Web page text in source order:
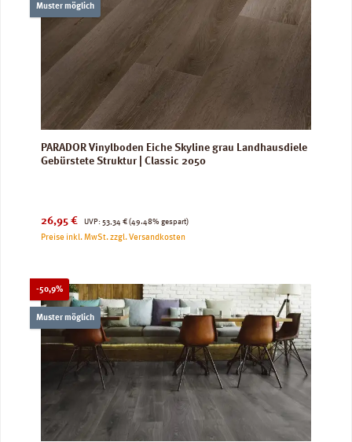
Muster möglich
PARADOR Vinylboden Eiche Skyline grau Landhausdiele
Gebürstete Struktur | Classic 2050
Verkaufspreis:
26,95 € UVP:
Regulärer Preis:
53,34 € (49.48% gespart)
Preise inkl. MwSt. zzgl. Versandkosten
-50,9%Rabatt
Muster möglich